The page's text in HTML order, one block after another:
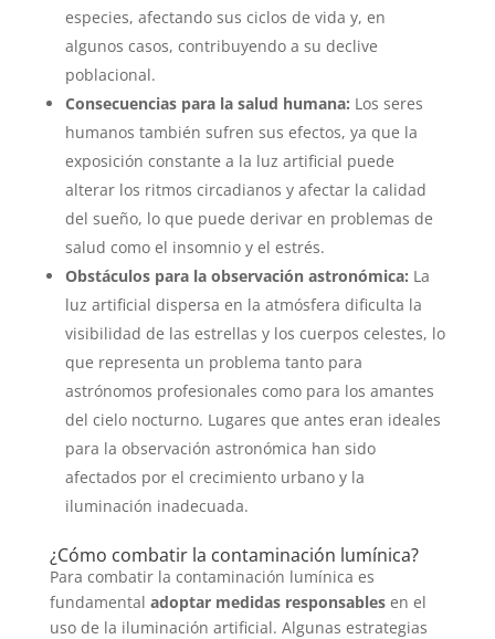
especies, afectando sus ciclos de vida y, en
algunos casos, contribuyendo a su declive
poblacional.
Consecuencias para la salud humana: Los seres
humanos también sufren sus efectos, ya que la
exposición constante a la luz artificial puede
alterar los ritmos circadianos y afectar la calidad
del sueño, lo que puede derivar en problemas de
salud como el insomnio y el estrés.
Obstáculos para la observación astronómica: La
luz artificial dispersa en la atmósfera dificulta la
visibilidad de las estrellas y los cuerpos celestes, lo
que representa un problema tanto para
astrónomos profesionales como para los amantes
del cielo nocturno. Lugares que antes eran ideales
para la observación astronómica han sido
afectados por el crecimiento urbano y la
iluminación inadecuada.
¿Cómo combatir la contaminación lumínica?
Para combatir la contaminación lumínica es
fundamental adoptar medidas responsablesen el
uso de la iluminación artificial. Algunas estrategias